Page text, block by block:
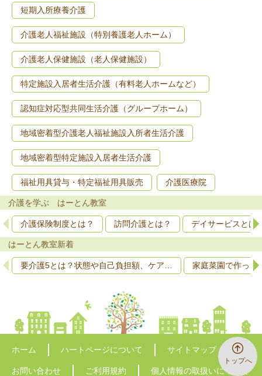
トップへ
短期入所療養介護
介護老人福祉施設（特別養護老人ホーム）
介護老人保健施設（老人保健施設）
特定施設入居者生活介護（有料老人ホームなど）
認知症対応型共同生活介護（グループホーム）
地域密着型介護老人福祉施設入所者生活介護
地域密着型特定施設入居者生活介護
福祉用具貸与・特定福祉用具販売 介護医療院
介護を学ぶ はーとん教室
介護保険制度とは？ 訪問介護とは？ デイサービスとは
はーとん教室新着
要介護5とは？状態や自己負担額、ケア… 家庭菜園で作っ
ホーム ハートページについて サイトマップ
お問い合わせ ご利用規約 個人情報の取扱いについて